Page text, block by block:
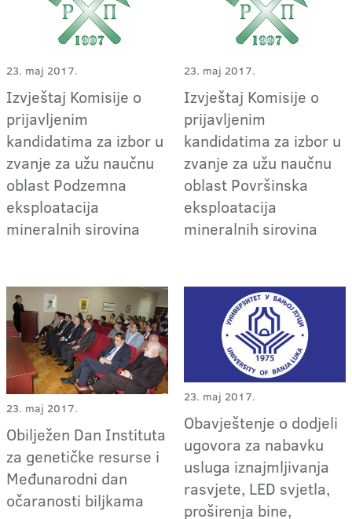
23. maj 2017.
Izvještaj Komisije o
prijavljenim
kandidatima za izbor u
zvanje za užu naučnu
oblast Podzemna
eksploatacija
mineralnih sirovina
23. maj 2017.
Izvještaj Komisije o
prijavljenim
kandidatima za izbor u
zvanje za užu naučnu
oblast Površinska
eksploatacija
mineralnih sirovina
23. maj 2017.
Obilježen Dan Instituta
za genetičke resurse i
Međunarodni dan
očaranosti biljkama
23. maj 2017.
Obavještenje o dodjeli
ugovora za nabavku
usluga iznajmljivanja
rasvjete, LED svjetla,
proširenja bine,